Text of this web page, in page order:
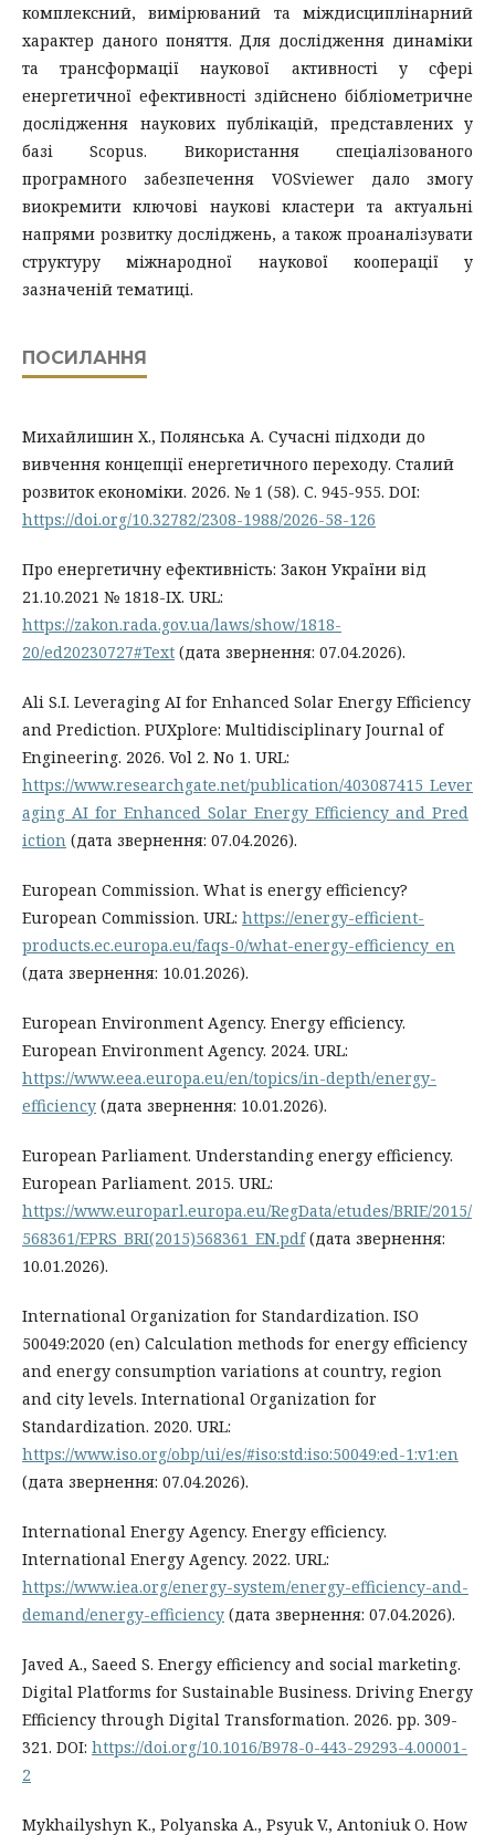
комплексний, вимірюваний та міждисциплінарний
характер даного поняття. Для дослідження динаміки
та трансформації наукової активності у сфері
енергетичної ефективності здійснено бібліометричне
дослідження наукових публікацій, представлених у
базі Scopus. Використання спеціалізованого
програмного забезпечення VOSviewer дало змогу
виокремити ключові наукові кластери та актуальні
напрями розвитку досліджень, а також проаналізувати
структуру міжнародної наукової кооперації у
зазначеній тематиці.
ПОСИЛАННЯ
Михайлишин Х., Полянська А. Сучасні підходи до
вивчення концепції енергетичного переходу. Сталий
розвиток економіки. 2026. № 1 (58). С. 945-955. DOI:
https://doi.org/10.32782/2308-1988/2026-58-126
Про енергетичну ефективність: Закон України від
21.10.2021 № 1818-IX. URL:
https://zakon.rada.gov.ua/laws/show/1818-
20/ed20230727#Text (дата звернення: 07.04.2026).
Ali S.I. Leveraging AI for Enhanced Solar Energy Efficiency
and Prediction. PUXplore: Multidisciplinary Journal of
Engineering. 2026. Vol 2. No 1. URL:
https://www.researchgate.net/publication/403087415_Lever
aging_AI_for_Enhanced_Solar_Energy_Efficiency_and_Pred
iction (дата звернення: 07.04.2026).
European Commission. What is energy efficiency?
European Commission. URL: https://energy-efficient-
products.ec.europa.eu/faqs-0/what-energy-efficiency_en
(дата звернення: 10.01.2026).
European Environment Agency. Energy efficiency.
European Environment Agency. 2024. URL:
https://www.eea.europa.eu/en/topics/in-depth/energy-
efficiency (дата звернення: 10.01.2026).
European Parliament. Understanding energy efficiency.
European Parliament. 2015. URL:
https://www.europarl.europa.eu/RegData/etudes/BRIE/2015/
568361/EPRS_BRI(2015)568361_EN.pdf(дата звернення:
10.01.2026).
International Organization for Standardization. ISO
50049:2020 (en) Calculation methods for energy efficiency
and energy consumption variations at country, region
and city levels. International Organization for
Standardization. 2020. URL:
https://www.iso.org/obp/ui/es/#iso:std:iso:50049:ed-1:v1:en
(дата звернення: 07.04.2026).
International Energy Agency. Energy efficiency.
International Energy Agency. 2022. URL:
https://www.iea.org/energy-system/energy-efficiency-and-
demand/energy-efficiency (дата звернення: 07.04.2026).
Javed A., Saeed S. Energy efficiency and social marketing.
Digital Platforms for Sustainable Business. Driving Energy
Efficiency through Digital Transformation. 2026. pp. 309-
321. DOI: https://doi.org/10.1016/B978-0-443-29293-4.00001-
2
Mykhailyshyn K., Polyanska A., Psyuk V., Antoniuk O. How